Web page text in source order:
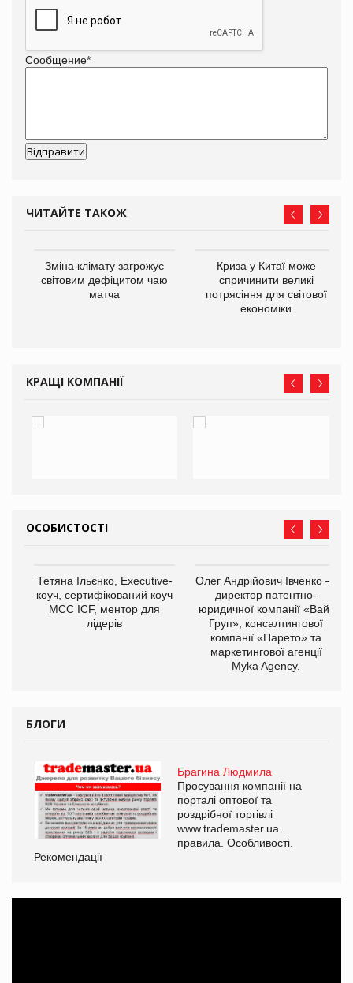
Сообщение*
ЧИТАЙТЕ ТАКОЖ
Зміна клімату загрожує
світовим дефіцитом чаю
матча
Криза у Китаї може
спричинити великі
потрясіння для світової
економіки
КРАЩІ КОМПАНІЇ
ОСОБИСТОСТІ
Тетяна Ільєнко, Executive-
коуч, сертифікований коуч
МСС ICF, ментор для
лідерів
Олег Андрійович Івченко —
директор патентно-
юридичної компанії «Вайз
Груп», консалтингової
компанії «Парето» та
маркетингової агенції
Myka Agency.
БЛОГИ
Брагина Людмила
Просування компанії на
порталі оптової та
роздрібної торгівлі
www.trademaster.ua.
правила. Особливості.
Рекомендації